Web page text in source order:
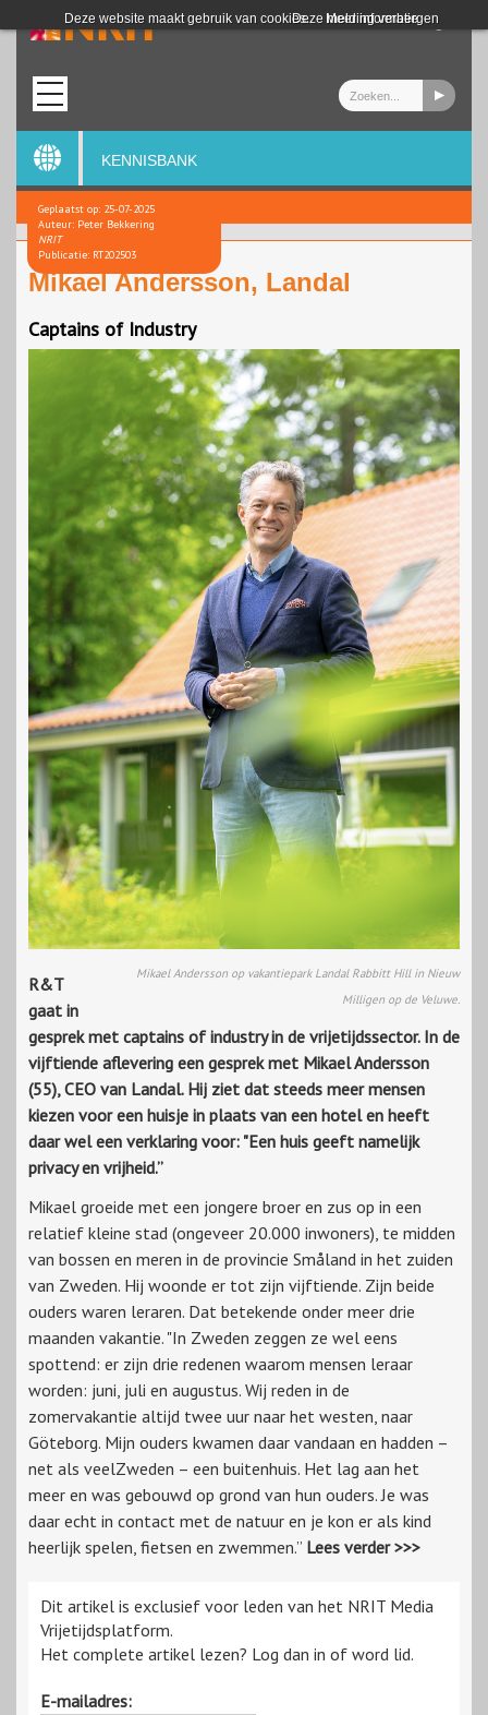
Deze website maakt gebruik van cookies. Meer informatie
Deze melding verbergen
Login
KENNISBANK
Geplaatst op: 25-07-2025
Auteur: Peter Bekkering
NRIT
Publicatie: RT202503
Mikael Andersson, Landal
Captains of Industry
Mikael Andersson op vakantiepark Landal Rabbitt Hill in Nieuw
Milligen op de Veluwe.
R&T
gaat in
gesprek met captains of industry in de vrijetijdssector. In de
vijftiende aflevering een gesprek met Mikael Andersson
(55), CEO van Landal. Hij ziet dat steeds meer mensen
kiezen voor een huisje in plaats van een hotel en heeft
daar wel een verklaring voor: "Een huis geeft namelijk
privacy en vrijheid.”
Mikael groeide met een jongere broer en zus op in een
relatief kleine stad (ongeveer 20.000 inwoners), te midden
van bossen en meren in de provincie Småland in het zuiden
van Zweden. Hij woonde er tot zijn vijftiende. Zijn beide
ouders waren leraren. Dat betekende onder meer drie
maanden vakantie. "In Zweden zeggen ze wel eens
spottend: er zijn drie redenen waarom mensen leraar
worden: juni, juli en augustus. Wij reden in de
zomervakantie altijd twee uur naar het westen, naar
Göteborg. Mijn ouders kwamen daar vandaan en hadden –
net als veelZweden – een buitenhuis. Het lag aan het
meer en was gebouwd op grond van hun ouders. Je was
daar echt in contact met de natuur en je kon er als kind
heerlijk spelen, fietsen en zwemmen.” Lees verder >>>
Dit artikel is exclusief voor leden van het NRIT Media
Vrijetijdsplatform.
Het complete artikel lezen? Log dan in of word lid.
E-mailadres: